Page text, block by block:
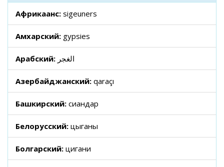
Африкаанс: sigeuners
Амхарский: gypsies
Арабский: الغجر
Азербайджанский: qaraçı
Башкирский: сиғандар
Белорусский: цыганы
Болгарский: цигани